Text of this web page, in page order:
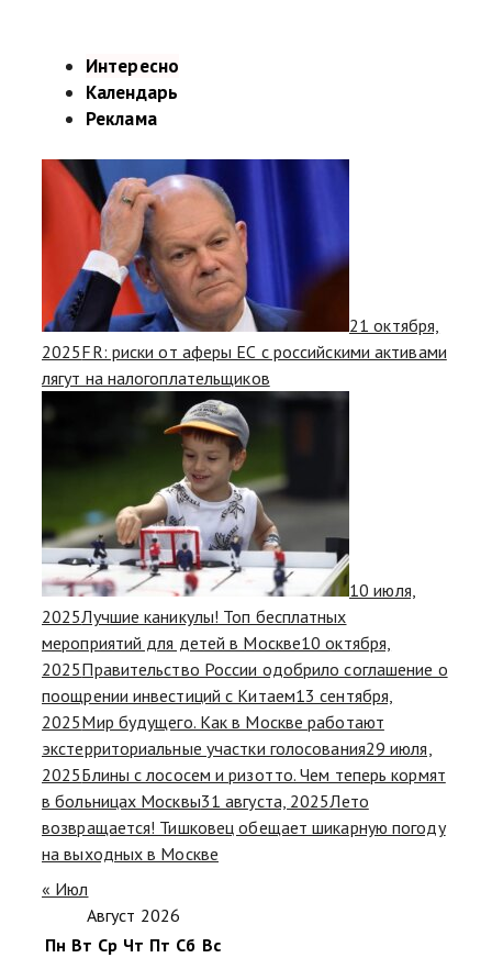
Интересно
Календарь
Реклама
21 октября,
2025FR: риски от аферы ЕС с российскими активами
лягут на налогоплательщиков
10 июля,
2025Лучшие каникулы! Топ бесплатных
мероприятий для детей в Москве10 октября,
2025Правительство России одобрило соглашение о
поощрении инвестиций с Китаем13 сентября,
2025Мир будущего. Как в Москве работают
экстерриториальные участки голосования29 июля,
2025Блины с лососем и ризотто. Чем теперь кормят
в больницах Москвы31 августа, 2025Лето
возвращается! Тишковец обещает шикарную погоду
на выходных в Москве
« Июл
Август 2026
Пн Вт Ср Чт Пт Сб Вс